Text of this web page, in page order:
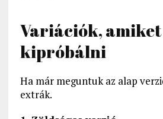
Variációk, amiket
kipróbálni
Ha már meguntuk az alap
extrák.